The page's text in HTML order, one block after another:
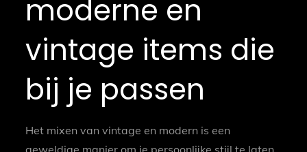
moderne en
vintage items die
bij je passen
Het mixen van vintage en modern is een